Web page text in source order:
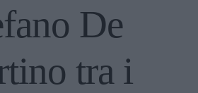
De
tra i